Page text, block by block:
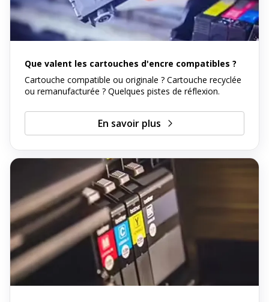
Que valent les cartouches d'encre compatibles ?
Cartouche compatible ou originale ? Cartouche recyclée
ou remanufacturée ? Quelques pistes de réflexion.
En savoir plus